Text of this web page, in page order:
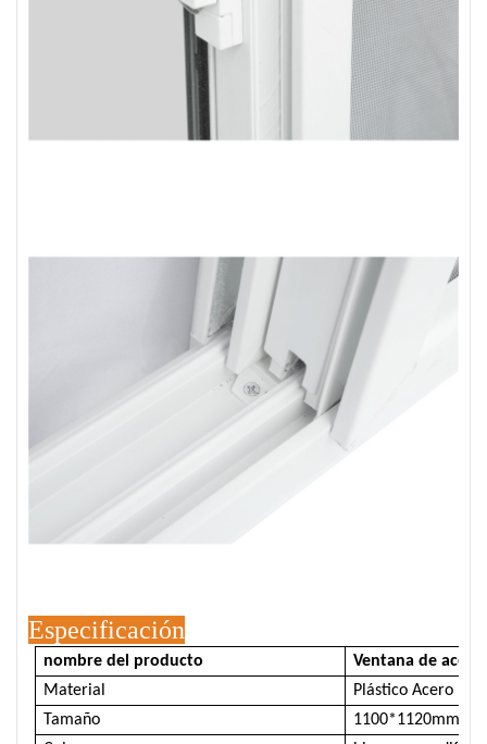
Especificación
nombre del producto
Ventana de
Material
Plástico Acero
Tamaño
1100*1120mm o